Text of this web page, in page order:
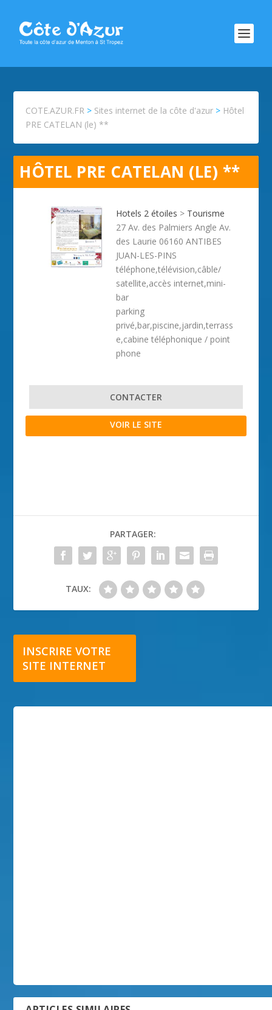
COTE.AZUR.FR > Sites internet de la côte d'azur > Hôtel
PRE CATELAN (le) **
HÔTEL PRE CATELAN (LE) **
Hotels 2 étoiles > Tourisme
27 Av. des Palmiers Angle Av.
des Laurie 06160 ANTIBES
JUAN-LES-PINS
téléphone,télévision,câble/
satellite,accès internet,mini-
bar
parking
privé,bar,piscine,jardin,terrass
e,cabine téléphonique / point
phone
CONTACTER
VOIR LE SITE
PARTAGER:
TAUX:
INSCRIRE VOTRE
SITE INTERNET